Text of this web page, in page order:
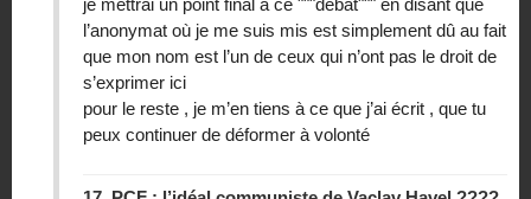
l’anonymat où je me suis mis est simplement dû au fait
que mon nom est l’un de ceux qui n’ont pas le droit de
s’exprimer ici
pour le reste , je m’en tiens à ce que j’ai écrit , que tu
peux continuer de déformer à volonté